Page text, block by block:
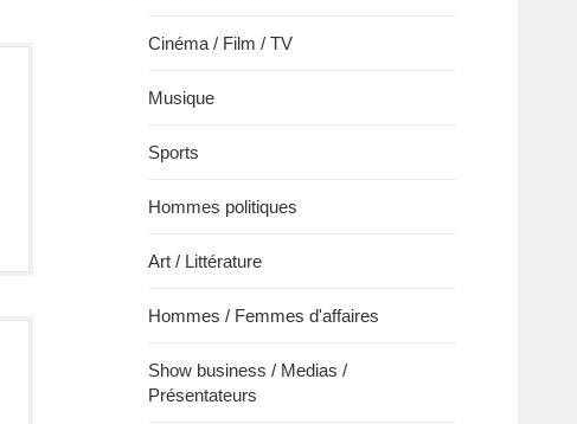
Cinéma / Film / TV
Musique
Sports
Hommes politiques
Art / Littérature
Hommes / Femmes d'affaires
Show business / Medias /
Présentateurs